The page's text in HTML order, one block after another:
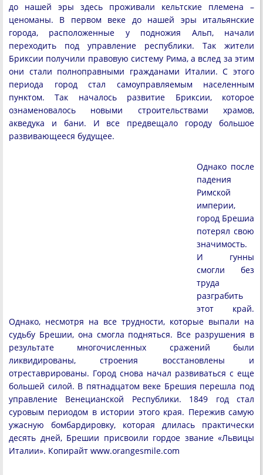
до нашей эры здесь проживали кельтские племена –
ценоманы. В первом веке до нашей эры итальянские
города, расположенные у подножия Альп, начали
переходить под управление республики. Так жители
Бриксии получили правовую систему Рима, а вслед за этим
они стали полноправными гражданами Италии. С этого
периода город стал самоуправляемым населенным
пунктом. Так началось развитие Бриксии, которое
ознаменовалось новыми строительствами храмов,
акведука и бани. И все предвещало городу большое
развивающееся будущее.
Однако после
падения
Римской
империи,
город Брешиа
потерял свою
значимость.
И гунны
смогли без
труда
разграбить
этот край.
Однако, несмотря на все трудности, которые выпали на
судьбу Брешии, она смогла подняться. Все разрушения в
результате многочисленных сражений были
ликвидированы, строения восстановлены и
отреставрированы. Город снова начал развиваться с еще
большей силой. В пятнадцатом веке Брешия перешла под
управление Венецианской Республики. 1849 год стал
суровым периодом в истории этого края. Пережив самую
ужасную бомбардировку, которая длилась практически
десять дней, Брешии присвоили гордое звание «Львицы
Италии». Копирайт www.orangesmile.com